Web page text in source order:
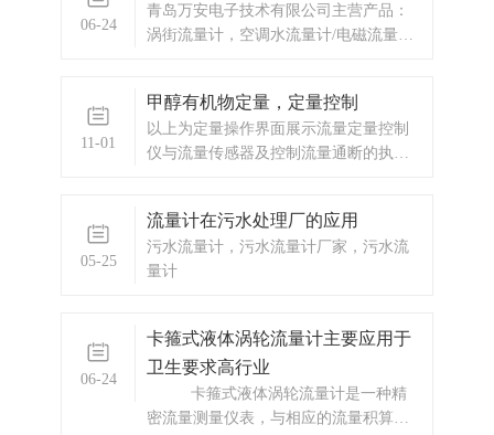
06-24
青岛万安电子技术有限公司主营产品：
涡街流量计，空调水流量计/电磁流量
厂家，涡轮流量计，显示仪表，热量
表，差压式仪表，分析仪器，水质监测
设备，压力仪表等，以及承接电气自动
11-01
甲醇有机物定量，定量控制
以上为定量操作界面展示流量定量控制
仪与流量传感器及控制流量通断的执行
统。本流量定量控制仪按输入信号分为
频率脉冲输入型和流量变送信号输入型
两种供用户选择订购。本流量定量控制
05-25
流量计在污水处理厂的应用
污水流量计，污水流量计厂家，污水流
量计
06-24
卡箍式液体涡轮流量计主要应用于
卫生要求高行业
卡箍式液体涡轮流量计是一种精
密流量测量仪表，与相应的流量积算仪